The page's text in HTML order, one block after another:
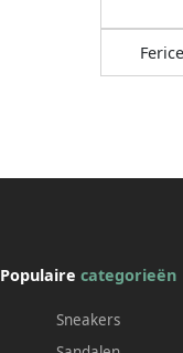
Populairecategorieën
Sneakers